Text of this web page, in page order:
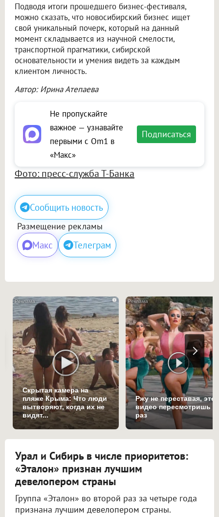
Подводя итоги прошедшего бизнес-фестиваля,
можно сказать, что новосибирский бизнес ищет
свой уникальный почерк, который на данный
момент складывается из научной смелости,
транспортной прагматики, сибирской
основательности и умения видеть за каждым
клиентом личность.
Автор: Ирина Атепаева
Не пропускайте
важное — узнавайте
первыми с Om1 в
«Макс»
Подписаться
Фото: пресс-служба Т-Банка
Сообщить новость
Размещение рекламы
Макс Телеграм
i
Скрытая камера на
пляже Крыма: Что люди
вытворяют, когда их не
видят...
Ржу не переставая, это
видео пересмотришь
раз
Урал и Сибирь в числе приоритетов:
«Эталон» признан лучшим
девелопером страны
Группа «Эталон» во второй раз за четыре года
признана лучшим девелопером страны.